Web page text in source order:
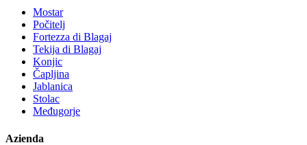
Mostar
Počitelj
Fortezza di Blagaj
Tekija di Blagaj
Konjic
Čapljina
Jablanica
Stolac
Međugorje
Azienda